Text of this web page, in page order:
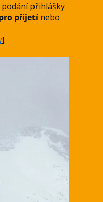
přihlášky
přijetínebo
].